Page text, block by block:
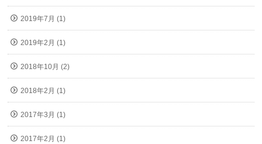
2019年7月 (1)
2019年2月 (1)
2018年10月 (2)
2018年2月 (1)
2017年3月 (1)
2017年2月 (1)